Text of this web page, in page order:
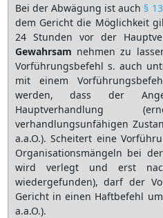
Bei der Abwägung ist auch §
dem Gericht die Möglichkeit
24 Stunden vor der
Gewahrsam nehmen zu
Vorführungsbefehl s. auch
mit einem
werden, dass der
verhandlungsunfähigen
a.a.O.). Scheitert eine
Organisationsmängeln bei
wird verlegt und erst
wiedergefunden), darf der
Gericht in einen Haftbefehl
a.a.O.).